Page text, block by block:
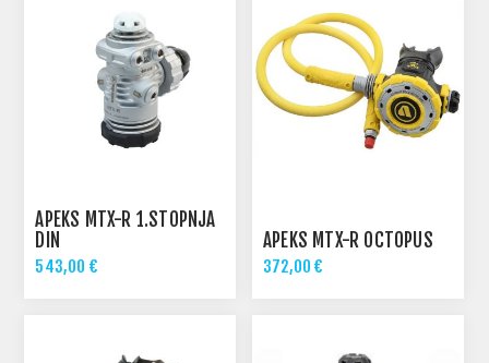
APEKS MTX-R 1.STOPNJA
DIN
543,00 €
APEKS MTX-R OCTOPUS
372,00 €